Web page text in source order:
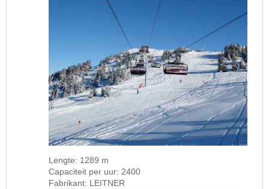
Lengte: 1289 m
Capaciteit per uur: 2400
Fabrikant: LEITNER